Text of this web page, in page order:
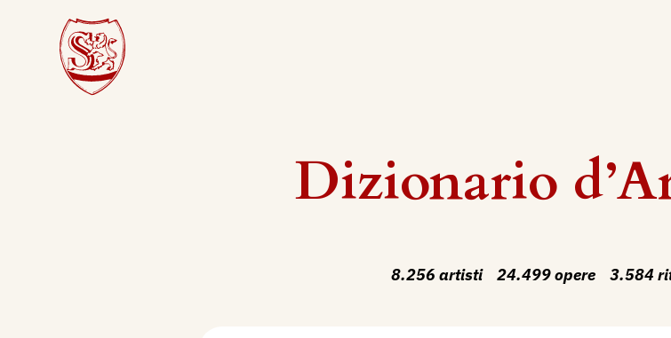
Dizionario
8.256 artisti 24.499 opere 3.584